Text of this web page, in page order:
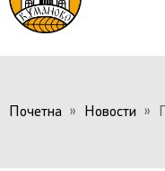
Почетна » Новости »